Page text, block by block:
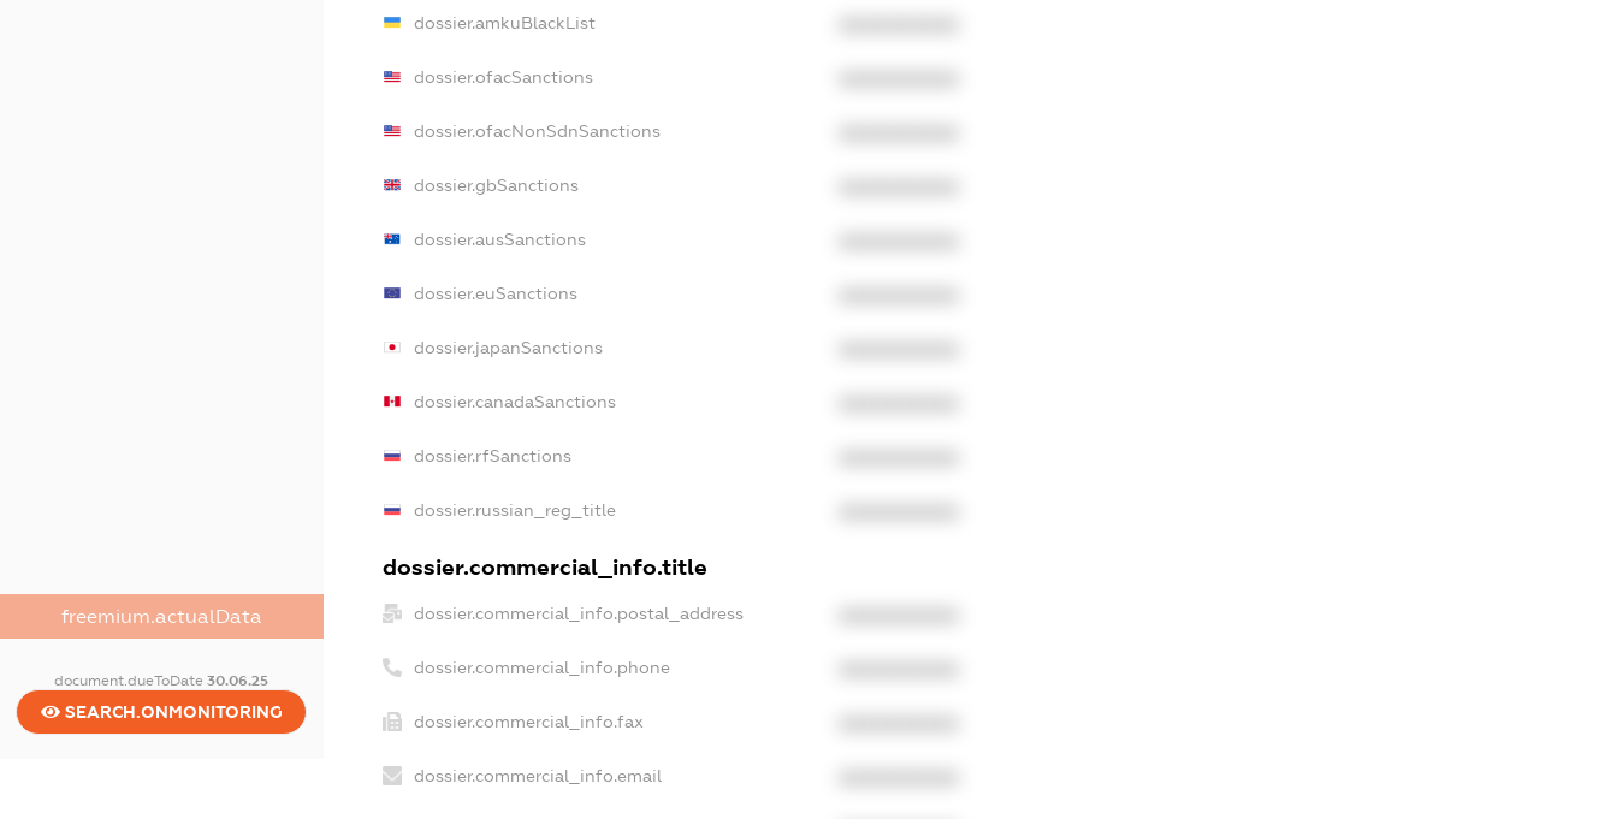
freemium.actualData
document.dueToDate30.06.25
SEARCH.ONMONITORING
dossier.amkuBlackList
dossier.ofacSanctions
dossier.ofacNonSdnSanctions
dossier.gbSanctions
dossier.ausSanctions
dossier.euSanctions
dossier.japanSanctions
dossier.canadaSanctions
dossier.rfSanctions
dossier.russian_reg_title
dossier.commercial_info.title
dossier.commercial_info.postal_address
dossier.commercial_info.phone
dossier.commercial_info.fax
dossier.commercial_info.email